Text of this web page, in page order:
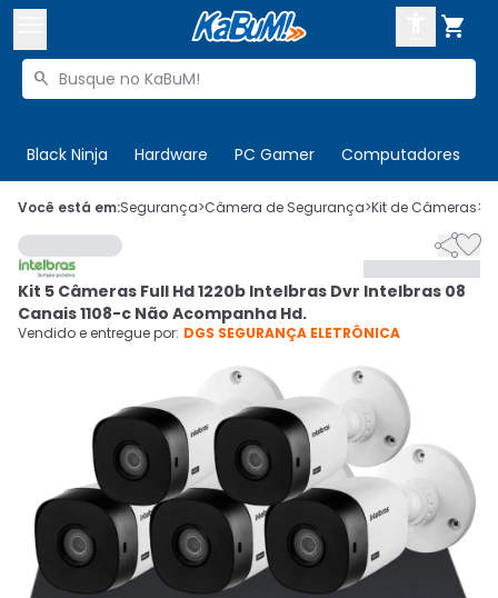

Buscar produtos

Black Ninja Hardware PC Gamer Computadores
 Olá. Acesse sua conta
 Departamentos
Cupons
Ativar tradutor em libras
CADASTRE-SE
Você está em:Segurança>Câmera de Segurança>Kit de Câmeras>

Kit 5 Câmeras Full Hd 1220b Intelbras Dvr Intelbras 08
Canais 1108-c Não Acompanha Hd.
Vendido e entregue por: DGS SEGURANÇA ELETRÔNICA